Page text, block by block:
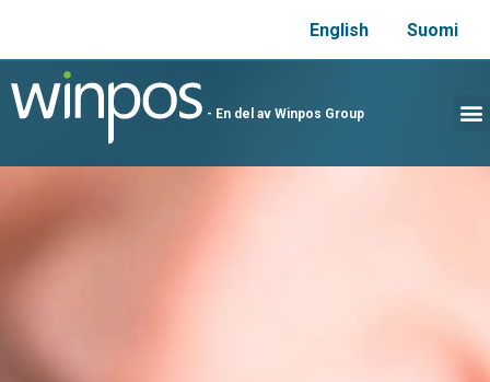
English Suomi
- En del av Winpos Group